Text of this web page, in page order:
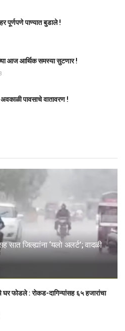
पूर्णपणे पाण्यात बुडाले !
आज आर्थिक समस्या सुटणार !
पावसाचे वातावरण !
जिल्ह्यांना ‘यलो अलर्ट’; वादळी
घर फोडले : रोकड-दागिन्यांसह ६५ हजारांचा